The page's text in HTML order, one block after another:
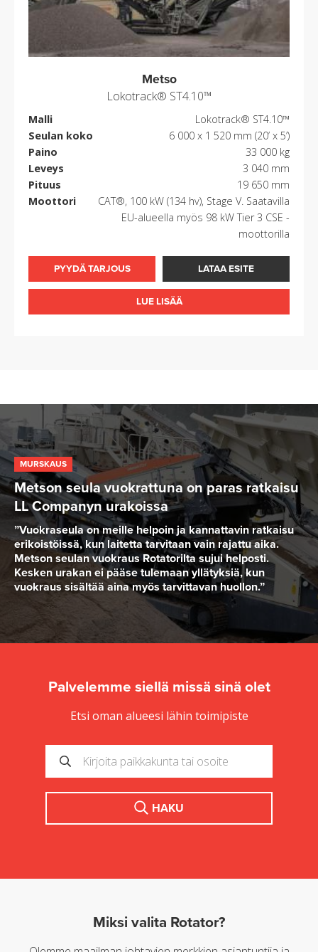
Metso
Lokotrack® ST4.10™
Malli
Lokotrack® ST4.10™
Seulan koko
6 000 x 1 520 mm (20’ x 5’)
Paino
33 000 kg
Leveys
3 040 mm
Pituus
19 650 mm
Moottori
CAT®, 100 kW (134 hv), Stage V. Saatavilla
EU-alueella myös 98 kW Tier 3 CSE -
moottorilla
PYYDÄ TARJOUS LATAA ESITE
LUE LISÄÄ
MURSKAUS
Metson seula vuokrattuna on paras ratkaisu
LL Companyn urakoissa
”Vuokraseula on meille helpoin ja kannattavin ratkaisu
erikoistöissä, kun laitetta tarvitaan vain rajattu aika.
Metson seulan vuokraus Rotatorilta sujui helposti.
Kesken urakan ei pääse tulemaan yllätyksiä, kun
vuokraus sisältää aina myös tarvittavan huollon.”
Palvelemme siellä missä sinä olet
Etsi oman alueesi lähin toimipiste
HAKU
Miksi valita Rotator?